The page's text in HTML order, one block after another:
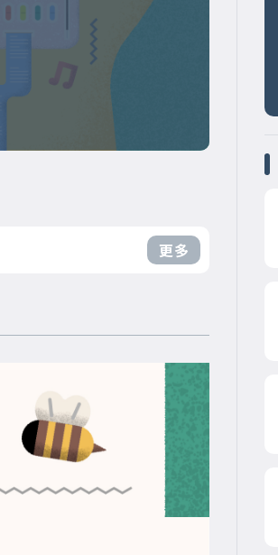
更多